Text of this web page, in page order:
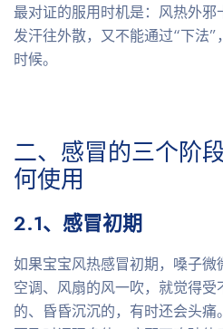
最对证的服用时机是：风热外
发汗往外散，又不能通过“下法
时候。
二、感冒的三个阶
何使用
2.1、感冒初期
如果宝宝风热感冒初期，嗓子
空调、风扇的风一吹，就觉得
的、昏昏沉沉的，有时还会头